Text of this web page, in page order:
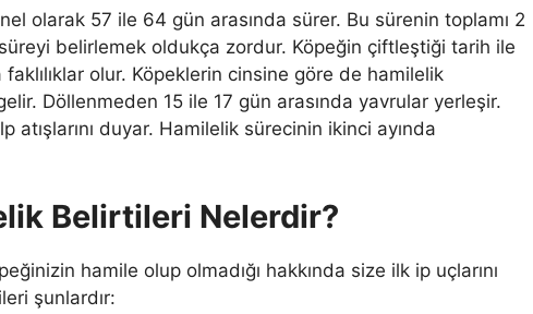
olarak 57 ile 64 gün arasında sürer. Bu sürenin toplamı 2
belirlemek oldukça zordur. Köpeğin çiftleştiği tarih ile
olur. Köpeklerin cinsine göre de hamilelik
Döllenmeden 15 ile 17 gün arasında yavrular yerleşir.
atışlarını duyar. Hamilelik sürecinin ikinci ayında
Belirtileri Nelerdir?
hamile olup olmadığı hakkında size ilk ip uçlarını
şunlardır: